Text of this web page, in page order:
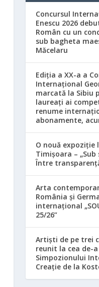
Concursul
Enescu 2026
Român cu un
sub bagheta
Măcelaru
Ediția a XX-a a
Internațional
marcată la Sibiu
laureați ai
renume
abonamente,
O nouă expoziție
Timișoara –
Între
Arta
România și
internațional
25/26”
Artiști de pe trei
reunit la cea de-
Simpozionului
Creație de la